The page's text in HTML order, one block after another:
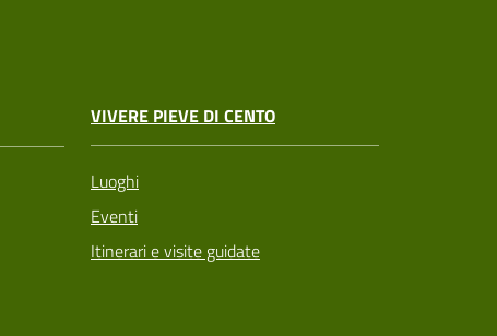
VIVERE PIEVE DI CENTO
Luoghi
Eventi
Itinerari e visite guidate